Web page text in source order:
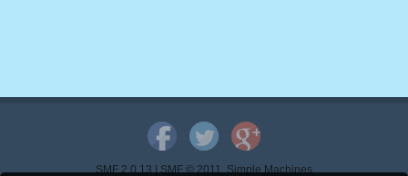
SMF 2.0.13|SMF © 2011,Simple Machines